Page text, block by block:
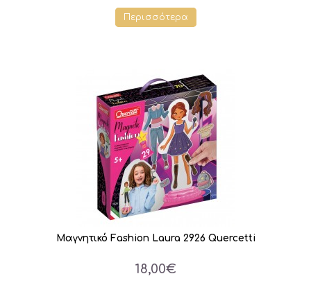
Περισσότερα
Μαγνητικό Fashion Laura 2926 Quercetti
18,00€